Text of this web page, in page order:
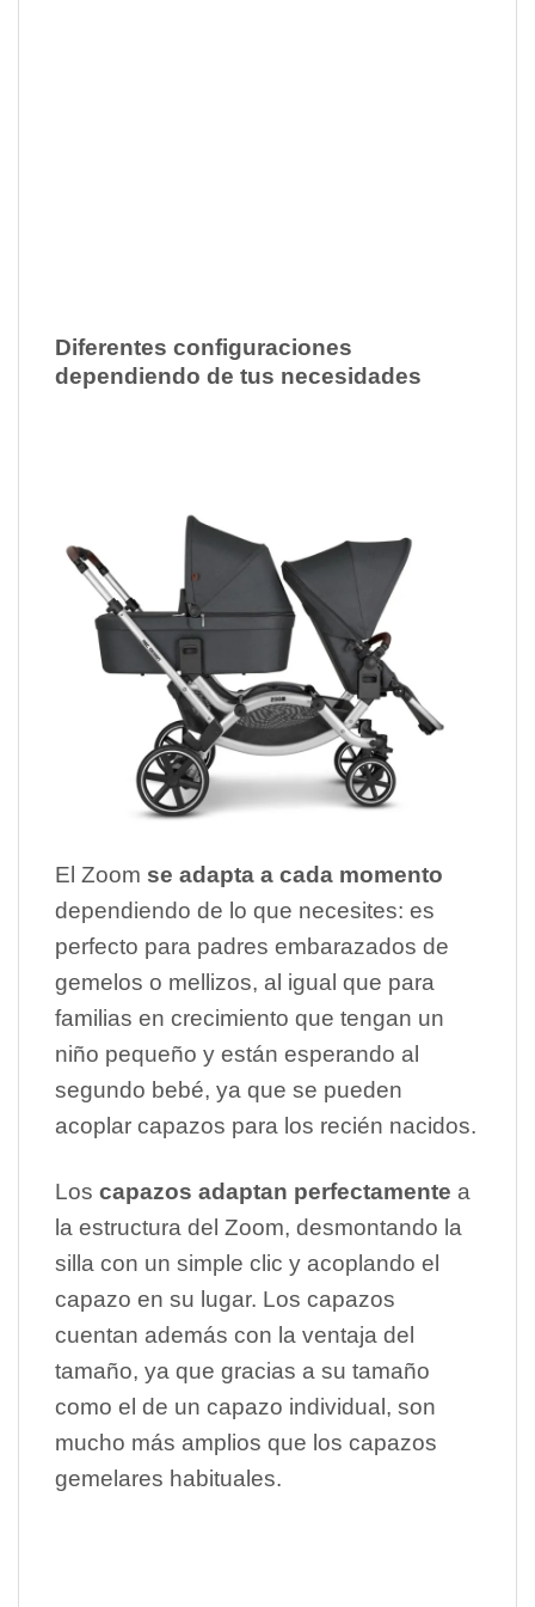
Diferentes configuraciones
dependiendo de tus necesidades
El Zoom se adapta a cada momento
dependiendo de lo que necesites: es
perfecto para padres embarazados de
gemelos o mellizos, al igual que para
familias en crecimiento que tengan un
niño pequeño y están esperando al
segundo bebé, ya que se pueden
acoplar capazos para los recién nacidos.
Los capazos adaptan perfectamente a
la estructura del Zoom, desmontando la
silla con un simple clic y acoplando el
capazo en su lugar. Los capazos
cuentan además con la ventaja del
tamaño, ya que gracias a su tamaño
como el de un capazo individual, son
mucho más amplios que los capazos
gemelares habituales.